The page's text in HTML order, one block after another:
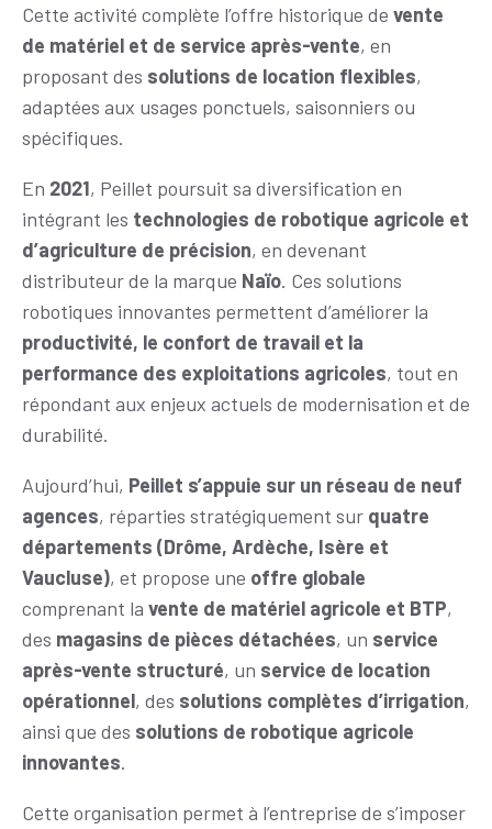
Cette activité complète l’offre historique de vente
de matériel et de service après-vente, en
proposant des solutions de location flexibles,
adaptées aux usages ponctuels, saisonniers ou
spécifiques.
En 2021, Peillet poursuit sa diversification en
intégrant les technologies de robotique agricole et
d’agriculture de précision, en devenant
distributeur de la marque Naïo. Ces solutions
robotiques innovantes permettent d’améliorer la
productivité, le confort de travail et la
performance des exploitations agricoles, tout en
répondant aux enjeux actuels de modernisation et de
durabilité.
Aujourd’hui, Peillet s’appuie sur un réseau de neuf
agences, réparties stratégiquement sur quatre
départements (Drôme, Ardèche, Isère et
Vaucluse), et propose une offre globale
comprenant la vente de matériel agricole et BTP,
des magasins de pièces détachées, un service
après-vente structuré, un service de location
opérationnel, des solutions complètes d’irrigation,
ainsi que des solutions de robotique agricole
innovantes.
Cette organisation permet à l’entreprise de s’imposer